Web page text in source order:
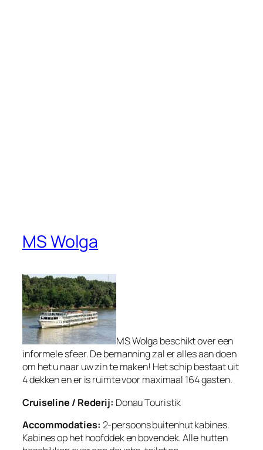
MS Wolga
MS Wolga beschikt over een
informele sfeer. De bemanning zal er alles aan doen
om het u naar uw zin te maken! Het schip bestaat uit
4 dekken en er is ruimte voor maximaal 164 gasten.
Cruiseline / Rederij: Donau Touristik
Accommodaties: 2-persoons buitenhut kabines.
Kabines op het hoofddek en bovendek. Alle hutten